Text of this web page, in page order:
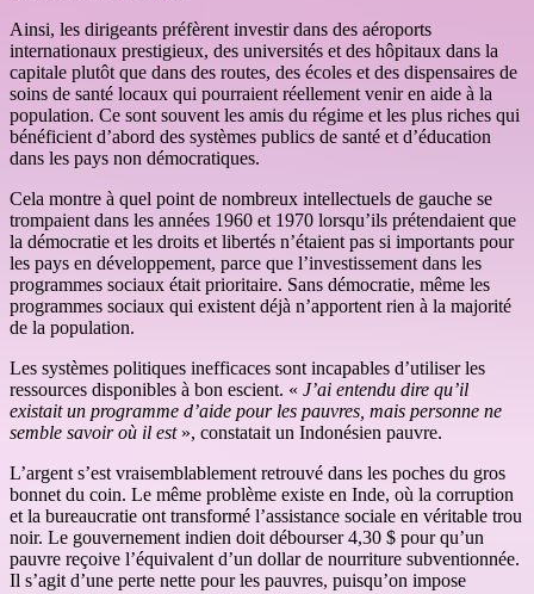
Ainsi, les dirigeants préfèrent investir dans des aéroports
internationaux prestigieux, des universités et des hôpitaux dans la
capitale plutôt que dans des routes, des écoles et des dispensaires de
soins de santé locaux qui pourraient réellement venir en aide à la
population. Ce sont souvent les amis du régime et les plus riches qui
bénéficient d’abord des systèmes publics de santé et d’éducation
dans les pays non démocratiques.
Cela montre à quel point de nombreux intellectuels de gauche se
trompaient dans les années 1960 et 1970 lorsqu’ils prétendaient que
la démocratie et les droits et libertés n’étaient pas si importants pour
les pays en développement, parce que l’investissement dans les
programmes sociaux était prioritaire. Sans démocratie, même les
programmes sociaux qui existent déjà n’apportent rien à la majorité
de la population.
Les systèmes politiques inefficaces sont incapables d’utiliser les
ressources disponibles à bon escient. « J’ai entendu dire qu’il
existait un programme d’aide pour les pauvres, mais personne ne
semble savoir où il est», constatait un Indonésien pauvre.
L’argent s’est vraisemblablement retrouvé dans les poches du gros
bonnet du coin. Le même problème existe en Inde, où la corruption
et la bureaucratie ont transformé l’assistance sociale en véritable trou
noir. Le gouvernement indien doit débourser 4,30 $ pour qu’un
pauvre reçoive l’équivalent d’un dollar de nourriture subventionnée.
Il s’agit d’une perte nette pour les pauvres, puisqu’on impose